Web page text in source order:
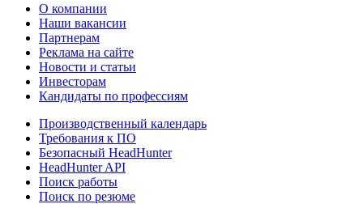
О компании
Наши вакансии
Партнерам
Реклама на сайте
Новости и статьи
Инвесторам
Кандидаты по профессиям
Производственный календарь
Требования к ПО
Безопасный HeadHunter
HeadHunter API
Поиск работы
Поиск по резюме